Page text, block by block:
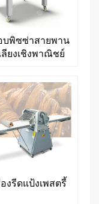
บพิซซ่าสายพาน
ลียงเชิงพาณิชย์
งรีดแป้งเพสตรี้